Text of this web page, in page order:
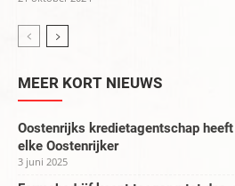
MEER KORT NIEUWS
Oostenrijks kredietagentschap heeft
elke Oostenrijker
3 juni 2025